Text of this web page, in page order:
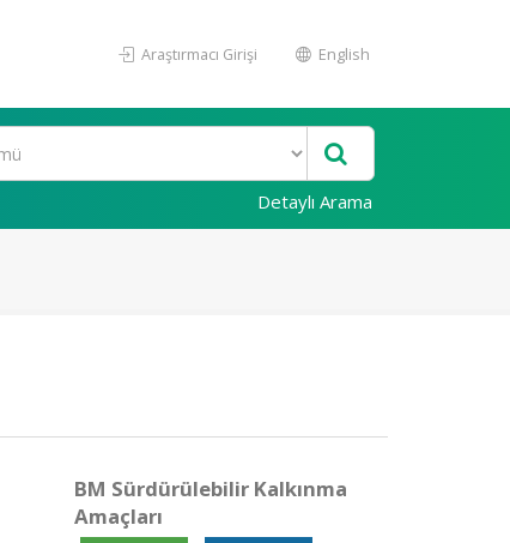
Araştırmacı Girişi English
Detaylı Arama
BM Sürdürülebilir Kalkınma
Amaçları